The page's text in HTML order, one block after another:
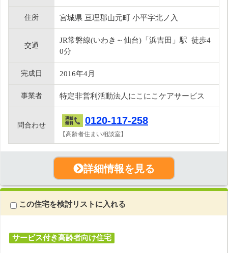
住所 宮城県 亘理郡山元町 小平字北ノ入
交通
JR常磐線(いわき～仙台)「浜吉田」駅 徒歩4
0分
完成日 2016年4月
事業者 特定非営利活動法人にこにこケアサービス
問合わせ 0120-117-258
【高齢者住まい相談室】
詳細情報を見る
この住宅を検討リストに入れる
サービス付き高齢者向け住宅